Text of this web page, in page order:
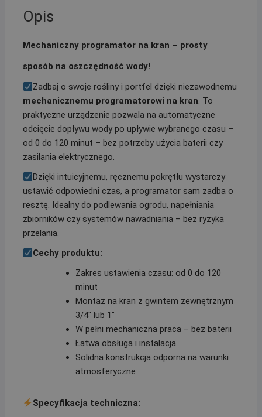
Opis
Mechaniczny programator na kran – prosty
sposób na oszczędność wody!
Zadbaj o swoje rośliny i portfel dzięki niezawodnemu
mechanicznemu programatorowi na kran. To
praktyczne urządzenie pozwala na automatyczne
odcięcie dopływu wody po upływie wybranego czasu –
od 0 do 120 minut – bez potrzeby użycia baterii czy
zasilania elektrycznego.
Dzięki intuicyjnemu, ręcznemu pokrętłu wystarczy
ustawić odpowiedni czas, a programator sam zadba o
resztę. Idealny do podlewania ogrodu, napełniania
zbiorników czy systemów nawadniania – bez ryzyka
przelania.
Cechy produktu:
Zakres ustawienia czasu: od 0 do 120
minut
Montaż na kran z gwintem zewnętrznym
3/4″ lub 1″
W pełni mechaniczna praca – bez baterii
Łatwa obsługa i instalacja
Solidna konstrukcja odporna na warunki
atmosferyczne
Specyfikacja techniczna: